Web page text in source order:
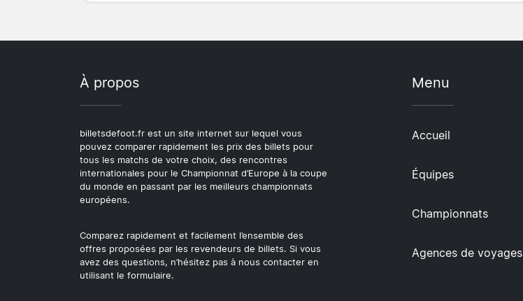
À propos
billetsdefoot.fr est un site internet sur lequel vous
pouvez comparer rapidement les prix des billets pour
tous les matchs de votre choix, des rencontres
internationales pour le Championnat d’Europe à la coupe
du monde en passant par les meilleurs championnats
européens.
Comparez rapidement et facilement l’ensemble des
offres proposées par les revendeurs de billets. Si vous
avez des questions, n’hésitez pas à nous contacter en
utilisant le formulaire.
Menu
Accueil
Équipes
Championnats
Agences de voyages